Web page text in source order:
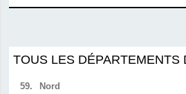
TOUS LES DÉPARTEMENTS
59.
Nord